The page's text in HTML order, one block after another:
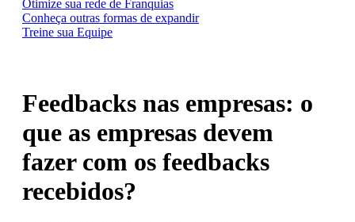
Otimize sua rede de Franquias
Conheça outras formas de expandir
Treine sua Equipe
Feedbacks nas empresas: o
que as empresas devem
fazer com os feedbacks
recebidos?